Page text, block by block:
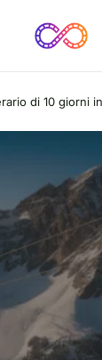
di 10 giorni